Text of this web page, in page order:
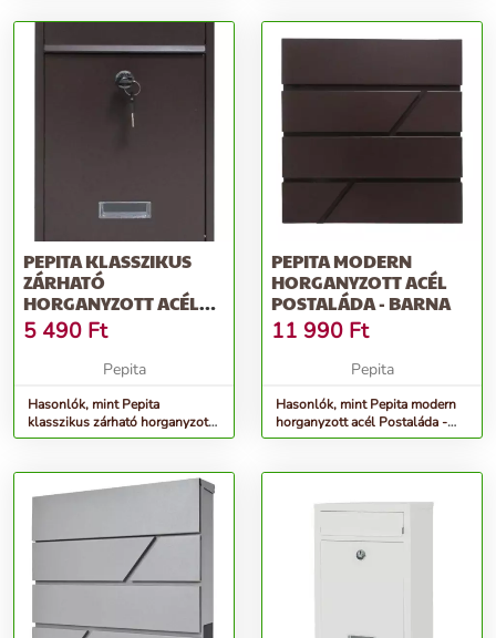
PEPITA KLASSZIKUS
ZÁRHATÓ
HORGANYZOTT ACÉL
POSTALÁDA - BARNA
5 490 Ft
Pepita
Hasonlók, mint Pepita
klasszikus zárható horganyzott
acél Postaláda - barna
PEPITA MODERN
HORGANYZOTT ACÉL
POSTALÁDA - BARNA
11 990 Ft
Pepita
Hasonlók, mint Pepita modern
horganyzott acél Postaláda -
barna